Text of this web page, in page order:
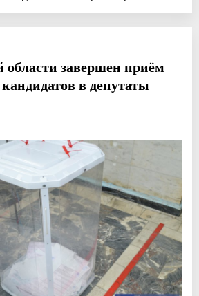
завершен приём
в депутаты